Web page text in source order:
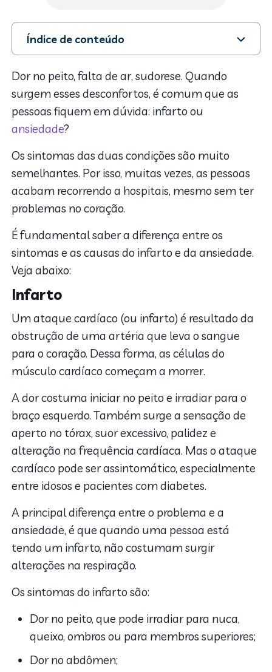
Índice de conteúdo
1. Infarto
2. Ansiedade
3. Infarto ou ansiedade: como lidar com as duas
condições?
4. Eu sou uma pessoa ansiosa?
Dor no peito, falta de ar, sudorese. Quando
surgem esses desconfortos, é comum que as
pessoas fiquem em dúvida: infarto ou
ansiedade?
Os sintomas das duas condições são muito
semelhantes. Por isso, muitas vezes, as pessoas
acabam recorrendo a hospitais, mesmo sem ter
problemas no coração.
É fundamental saber a diferença entre os
sintomas e as causas do infarto e da ansiedade.
Veja abaixo:
Infarto
Um ataque cardíaco (ou infarto) é resultado da
obstrução de uma artéria que leva o sangue
para o coração. Dessa forma, as células do
músculo cardíaco começam a morrer.
A dor costuma iniciar no peito e irradiar para o
braço esquerdo. Também surge a sensação de
aperto no tórax, suor excessivo, palidez e
alteração na frequência cardíaca. Mas o ataque
cardíaco pode ser assintomático, especialmente
entre idosos e pacientes com diabetes.
A principal diferença entre o problema e a
ansiedade, é que quando uma pessoa está
tendo um infarto, não costumam surgir
alterações na respiração.
Os sintomas do infarto são:
Dor no peito, que pode irradiar para nuca,
queixo, ombros ou para membros superiores;
Dor no abdômen;